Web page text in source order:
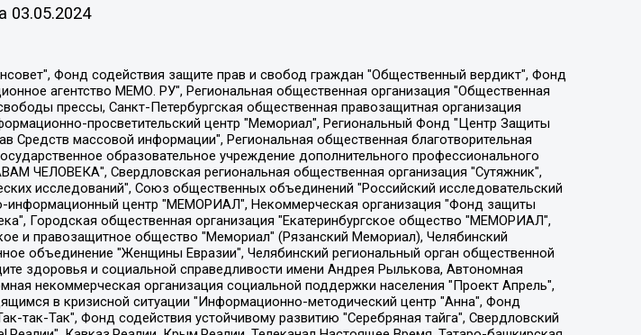
03.05.2024
редактор 2021", Общество с ограниченной ответственностью "Ромашки монолит", Важенков Артем Валерьевич, Ивановская областная общественная организация "Центр гендерных исследований", Гурман Юрий Альбертович, Медиапроект "ОВД-Инфо", Егоров Владимир Владимирович, Жилинский Владимир Александрович, Общество с ограниченной ответственностью "ЗП", Иванова София Юрьевна, Карезина Инна Павловна, Кильтау Екатерина Викторовна, Петров Алексей Викторович, Пискунов Сергей Евгеньевич, Смирнов Сергей Сергеевич, Тихонов Михаил Сергеевич, Общество с ограниченной ответственностью "ЖУРНАЛИСТ-ИНОСТРАННЫЙ АГЕНТ", Арапова Галина Юрьевна, Вольтская Татьяна Анатольевна, Американская компания "Mason G.E.S. Anonymous Foundation" (США), являющаяся владельцем интернет-издания https://mnews.world/, Компания "Stichting Bellingcat", зарегистрированная в Нидерландах (дата регистрации 11.07.2018), Захаров Андрей Вячеславович, Клепиковская Екатерина Дмитриевна, Общество с ограниченной ответственностью "МЕМО", Перл Роман Александрович, Симонов Евгений Алексеевич, Соловьева Елена Анатольевна, Сотников Даниил Владимирович, Сурначева Елизавета Дмитриевна, Автономная некоммерческая организация по защите прав человека и информированию населения "Якутия – Наше Мнение", Общество с ограниченной ответственностью "Москоу диджитал медиа", с 26.01.2023 Общество с ограниченной ответственностью "Чайка Белые сады", Ветошкина Валерия Валерьевна, Заговора Максим Александрович, Межрегиональное общественное движение "Российская ЛГБТ - сеть", Оленичев Максим Владимирович, Павлов Иван Юрьевич, Скворцова Елена Сергеевна, Общество с ограниченной ответственностью "Как бы инагент", Кочетков Игорь Викторович, Общество с ограниченной ответственностью "Честные выборы", Еланчик Олег Александрович, Общество с ограниченной ответственностью "Нобелевский призыв", Гималова Регина Эмилевна, Григорьев Андрей Валерьевич, Григорьева Алина Александровна, Ассоциация по содействию защите прав призывников, альтернативнослужащих и военнослужащих "Правозащитная группа "Гражданин.Армия.Право", Хисамова Регина Фаритовна, Автономная некоммерческая организация по реализации социально-правовых программ "Лилит", Дальневосточное общественное движение "Маяк", Санкт-Петербургская ЛГБТ-инициативная группа "Выход", Инициативная группа ЛГБТ+ "Реверс", Алексеев Андрей Викторович, Бекбулатова Таисия Львовна, Беляев Иван Михайлович, Владыкина Елена Сергеевна, Гельман Марат Александрович, Никульшина Вероника Юрьевна, Толоконникова Надежда Андреевна, Шендерович Виктор Анатольевич, Общество с ограниченной ответственностью "Данное сообщение", Общество с ограниченной ответственностью Издательский дом "Новая глава", Айнбиндер Александра Александровна, Московский комьюнити-центр для ЛГБТ+инициатив, Благотворительный фонд развития филантропии, Deutsche Welle (Германия, Kurt-Schumacher-Strasse 3, 53113 Bonn), Борзунова Мария Михайловна, Воробьев Виктор Викторович, Голубева Анна Львовна, Константинова Алла Михайловна, Малкова Ирина Владимировна, Мурадов Мурад Абдулгалимович, Осетинская Елизавета Николаевна, Понасенков Евгений Николаевич, Ганапольский Матвей Юрьевич, Киселев Евгений Алексеевич, Борухович Ирина Григорьевна, Дремин Иван Тимофеевич, Дубровский Дмитрий Викторович, Красноярская региональная общественная организация поддержки и развития альтернативных образовательных технологий и межкультурных коммуникаций "ИНТЕРРА", Маяковская Екатерина Алексеевна, Фейгин Марк Захарович, Филимонов Андрей Викторович, Дзугкоева Регина Николаевна, Доброхотов Роман Александрович, Дудь Юрий Александрович, Елкин Сергей Владимирович, Кругликов Кирилл Игоревич, Сабунаева Мария Леонидовна, Семенов Алексей Владимирович, Шаинян Карен Багратович, Шульман Екатерина Михайловна, Асафьев Артур Валерьевич, Вахштайн Виктор Семенович, Венедиктов Алексей Алексеевич, Лушникова Екатерина Евгеньевна, Волков Леонид Михайлович, Невзоров Александр Глебович, Пархоменко Сергей Борисович, Сироткин Ярослав Николаевич, Кара-Мурза Владимир Владимирович, Баранова Наталья Владимировна, Гозман Леонид Яковлевич, Кагарлицкий Борис Юльевич, Климарев Михаил Валерьевич, Милов Владимир Станиславович, Автономная некоммерческая организация Краснодарский центр современного искусства "Типография", Моргенштерн Алишер Тагирович, Соболь Любовь Эдуардовна, Общество с ограниченной ответственностью "ЛИЗА НОРМ", Каспаров Гарри Кимович, Ходорковский Михаил Борисович, Общество с ограниченной ответственностью "Апрельские тезисы", Данилович Ирина Брониславовна, Кашин Олег Владимирович, Петров Николай Владимирович, Пивоваров Алексей Владимирович, Соколов Михаил Владимирович, Цветкова Юлия Владимировна, Чичваркин Евгений Александрович, Комитет против пыток/Команда против пыток, Общество с ограниченной ответственностью "Первый научный", Общество с ограниченной ответственностью "Вертолет и ко", Белоцерковская Вероника Борисовна, Кац Максим Евгеньевич, Лазарева Татьяна Юрьевна, Шаведдинов Руслан Табризович, Яшин Илья Валерьевич, Общество с ограниченной ответственностью "Иноагент ААВ", Алешковский Дмитрий Петрович, Альбац Евгения Марковна, Быков Дмитрий Львович, Галямина Юлия Евгеньевна, Лойко Сергей Леонидович, Мартынов Кирилл Константинович, Медведев Сергей Александрович, Крашенинников Федор Геннадиевич, Гордеева Катерина Вл